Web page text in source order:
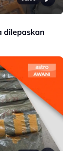
dilepaskan